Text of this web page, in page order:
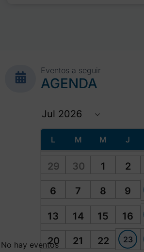
Eventos a seguir
AGENDA
L M M J
29 30 1 2
6 7 8 9
13 14 15 16
20 21 22 23
No hay eventos